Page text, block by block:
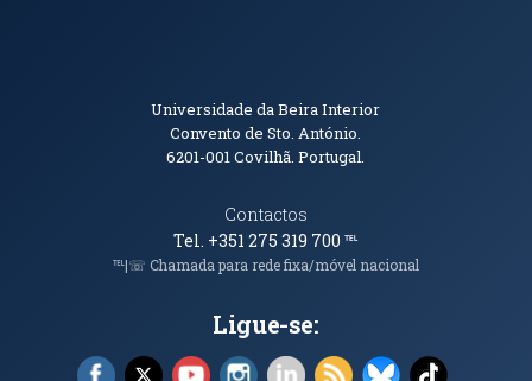
Informações de Contacto
Universidade da Beira Interior
Convento de Sto. António.
6201-001Covilhã. Portugal.
Contactos
Tel. +351 275 319 700℡
℡|☏ Chamada para rede fixa/móvel nacional
Ligue-se:
Facebook (abre em nova janela)
X (abre em nova janela)
YouTube (abre em nova janela)
Instagram (abre em nova janela)
LinkedIn (abre em nova
RSS (abre em nova
Bluesky (abre
TikTok